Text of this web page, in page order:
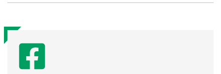
(Twitter)